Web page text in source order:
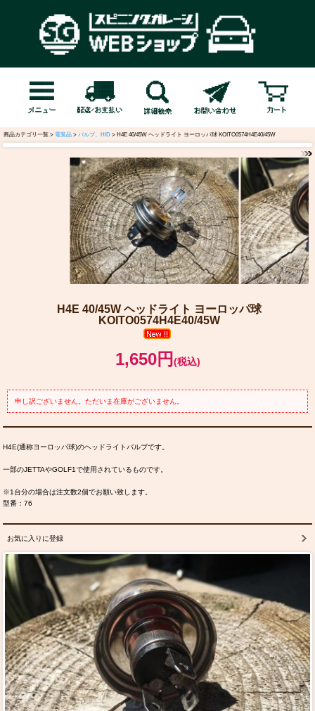
商品カテゴリ一覧 > 電装品 > バルブ、HID > H4E 40/45W ヘッドライト ヨーロッパ球 KOITO0574H4E40/45W
H4E 40/45W ヘッドライト ヨーロッパ球
KOITO0574H4E40/45W
1,650円 (税込)
申し訳ございません。ただいま在庫がございません。
H4E(通称ヨーロッパ球)のヘッドライトバルブです。
一部のJETTAやGOLF1で使用されているものです。
※1台分の場合は注文数2個でお願い致します。
型番：76
お気に入りに登録